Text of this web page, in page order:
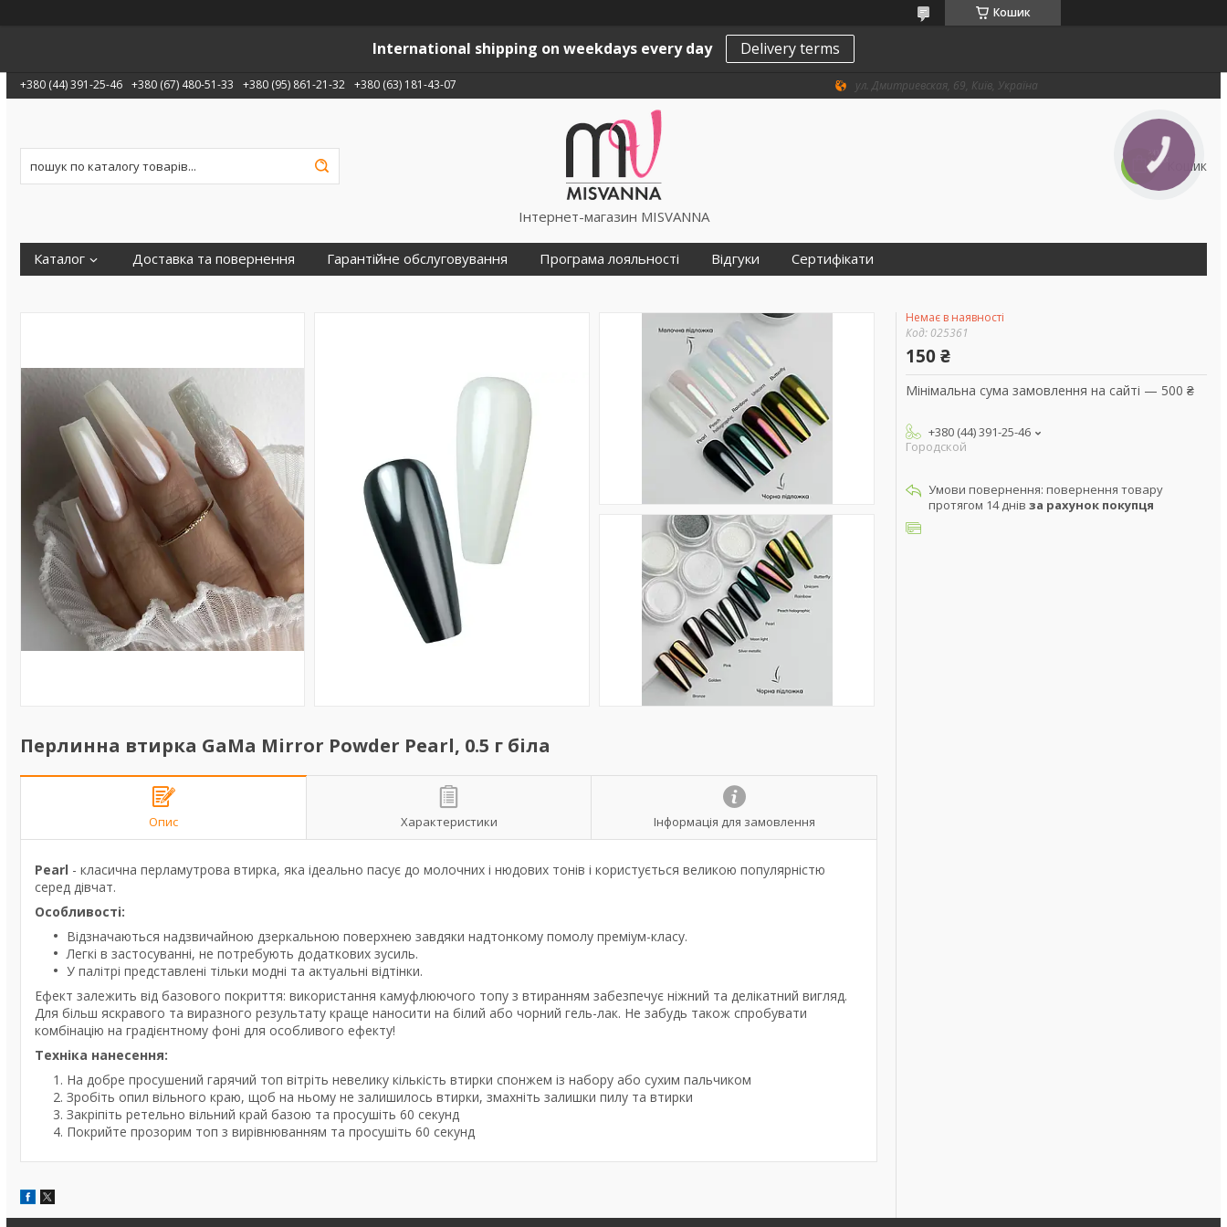
Кошик
International shipping on weekdays every day Delivery terms
+380 (44) 391-25-46 +380 (67) 480-51-33 +380 (95) 861-21-32 +380 (63) 181-43-07 ул. Дмитриевская, 69, Київ, Україна
Інтернет-магазин MISVANNA
Кошик
Каталог Доставка та повернення Гарантійне обслуговування Програма лояльності Відгуки Сертифікати
Перлинна втирка GaMa Mirror Powder Pearl, 0.5 г біла
Опис Характеристики Інформація для замовлення
Pearl - класична перламутрова втирка, яка ідеально пасує до молочних і нюдових тонів і користується великою популярністю
серед дівчат.
Особливості:
Відзначаються надзвичайною дзеркальною поверхнею завдяки надтонкому помолу преміум-класу.
Легкі в застосуванні, не потребують додаткових зусиль.
У палітрі представлені тільки модні та актуальні відтінки.
Ефект залежить від базового покриття: використання камуфлюючого топу з втиранням забезпечує ніжний та делікатний вигляд.
Для більш яскравого та виразного результату краще наносити на білий або чорний гель-лак. Не забудь також спробувати
комбінацію на градієнтному фоні для особливого ефекту!
Техніка нанесення:
На добре просушений гарячий топ вітріть невелику кількість втирки спонжем із набору або сухим пальчиком
Зробіть опил вільного краю, щоб на ньому не залишилось втирки, змахніть залишки пилу та втирки
Закріпіть ретельно вільний край базою та просушіть 60 секунд
Покрийте прозорим топ з вирівнюванням та просушіть 60 секунд
Немає в наявності
Код: 025361
150 ₴
Мінімальна сума замовлення на сайті — 500 ₴
+380 (44) 391-25-46
Городской
повернення товару
протягом 14 днів за рахунок покупця
КНОПКА
ЗВ'ЯЗКУ